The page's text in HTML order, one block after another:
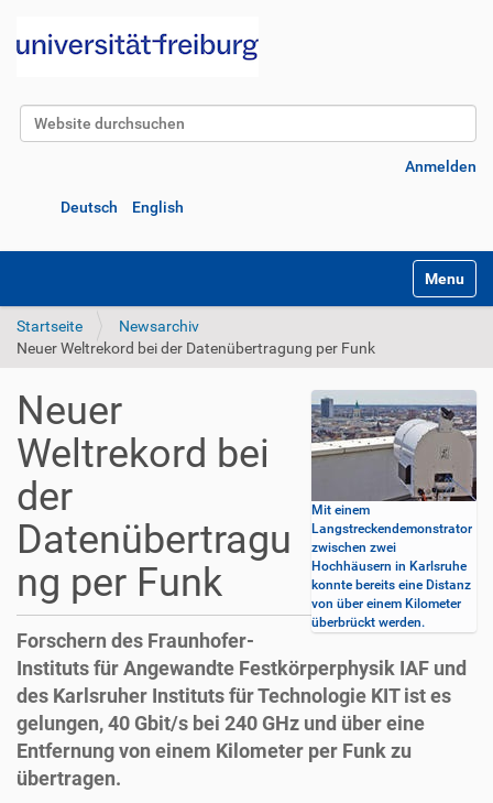
Website durchsuchen
Anmelden
Deutsch English
Startseite
Newsarchiv
Neuer Weltrekord bei der Datenübertragung per Funk
Mit einem
Langstreckendemonstrator
zwischen zwei
Hochhäusern in Karlsruhe
konnte bereits eine Distanz
von über einem Kilometer
überbrückt werden.
Neuer
Weltrekord bei
der
Datenübertragu
ng per Funk
Forschern des Fraunhofer-
Instituts für Angewandte Festkörperphysik IAF und
des Karlsruher Instituts für Technologie KIT ist es
gelungen, 40 Gbit/s bei 240 GHz und über eine
Entfernung von einem Kilometer per Funk zu
übertragen.